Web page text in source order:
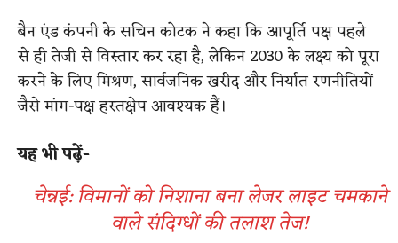
बैन एंड कंपनी के सचिन कोटक ने कहा कि आपूर्ति पक्ष पहले
से ही तेजी से विस्तार कर रहा है, लेकिन 2030 के लक्ष्य को पूरा
करने के लिए मिश्रण, सार्वजनिक खरीद और निर्यात रणनीतियों
जैसे मांग-पक्ष हस्तक्षेप आवश्यक हैं।
यह भी पढ़ें-
चेन्नई: विमानों को निशाना बना लेजर लाइट चमकाने
वाले संदिग्धों की तलाश तेज!